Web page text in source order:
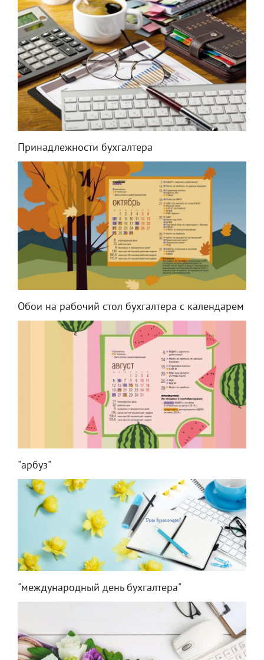
Принадлежности бухгалтера
Обои на рабочий стол бухгалтера с календарем
"арбуз"
"международный день бухгалтера"